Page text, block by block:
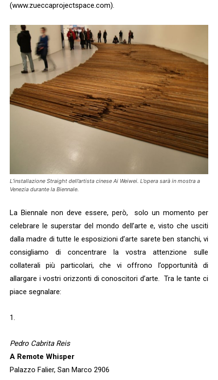
(www.zueccaprojectspace.com).
L’installazione Straight dell’artista cinese Ai Weiwei. L’opera sarà in mostra a
Venezia durante la Biennale.
La Biennale non deve essere, però, solo un momento per
celebrare le superstar del mondo dell’arte e, visto che usciti
dalla madre di tutte le esposizioni d’arte sarete ben stanchi, vi
consigliamo di concentrare la vostra attenzione sulle
collaterali più particolari, che vi offrono l’opportunità di
allargare i vostri orizzonti di conoscitori d’arte. Tra le tante ci
piace segnalare:
1.
Pedro Cabrita Reis
A Remote Whisper
Palazzo Falier, San Marco 2906